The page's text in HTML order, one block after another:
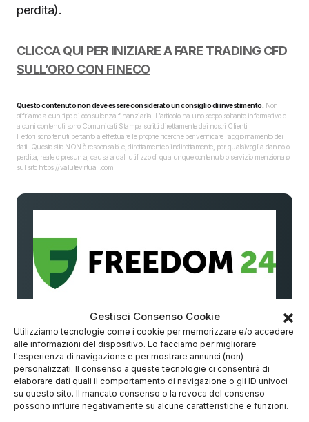
Gestisci Consenso Cookie
Utilizziamo tecnologie come i cookie per memorizzare e/o accedere
alle informazioni del dispositivo. Lo facciamo per migliorare
l'esperienza di navigazione e per mostrare annunci (non)
personalizzati. Il consenso a queste tecnologie ci consentirà di
elaborare dati quali il comportamento di navigazione o gli ID univoci
su questo sito. Il mancato consenso o la revoca del consenso
possono influire negativamente su alcune caratteristiche e funzioni.
perdita).
CLICCA QUI PER INIZIARE A FARE TRADING CFD
SULL’ORO CON FINECO
Questo contenuto non deve essere considerato un consiglio di investimento. Non
offriamo alcun tipo di consulenza finanziaria. L’articolo ha uno scopo soltanto informativo e
alcuni contenuti sono Comunicati Stampa scritti direttamente dai nostri Clienti.
I lettori sono tenuti pertanto a effettuare le proprie ricerche per verificare l’aggiornamento dei
dati. Questo sito NON è responsabile, direttamente o indirettamente, per qualsivoglia danno o
perdita, reale o presunta, causata dall'utilizzo di qualunque contenuto o servizio menzionato
sul sito https://valutevirtuali.com.
🌟 Investi con Freedom24 senza
commissioni
📊 Idee di investimento degli analisti
Titoli con rendimento medio potenziale fino al
16%